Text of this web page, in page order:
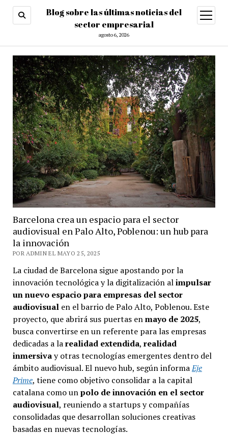
Blog sobre las últimas noticias del
sector empresarial
agosto 6, 2026
abrir
menú
Barcelona crea un espacio para el sector
audiovisual en Palo Alto, Poblenou: un hub para
la innovación
POR ADMIN EL MAYO 25, 2025
La ciudad de Barcelona sigue apostando por la
innovación tecnológica y la digitalización alimpulsar
un nuevo espacio para empresas del sector
audiovisualen el barrio de Palo Alto, Poblenou. Este
proyecto, que abrirá sus puertas enmayo de 2025,
busca convertirse en un referente para las empresas
dedicadas a larealidad extendida, realidad
inmersivay otras tecnologías emergentes dentro del
ámbito audiovisual. El nuevo hub, según informaEje
Prime, tiene como objetivo consolidar a la capital
catalana como unpolo de innovación en el sector
audiovisual, reuniendo a startups y compañías
consolidadas que desarrollan soluciones creativas
basadas en nuevas tecnologías.